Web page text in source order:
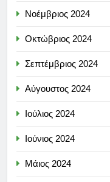
Νοέμβριος 2024
Οκτώβριος 2024
Σεπτέμβριος 2024
Αύγουστος 2024
Ιούλιος 2024
Ιούνιος 2024
Μάιος 2024